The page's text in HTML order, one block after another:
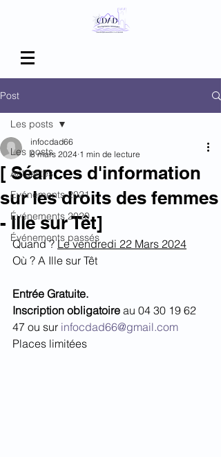
Post
Les posts
Actualités
Evénements 2021
Événements 2020
Événements passés
Les posts
[ Séances d'information
sur les droits des femmes
- Ille sur Têt]
infocdad66
8 mars 2024 1 min de lecture
Quand ? Le vendredi 22 Mars 2024
Où ? A Ille sur Têt
Entrée Gratuite.
Inscription obligatoire au 04 30 19 62
47 ou sur infocdad66@gmail.com
Places limitées